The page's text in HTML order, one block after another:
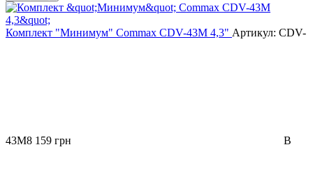
Комплект "Минимум" Commax CDV-43M 4,3" Артикул: CDV-
43M8 159 грн В